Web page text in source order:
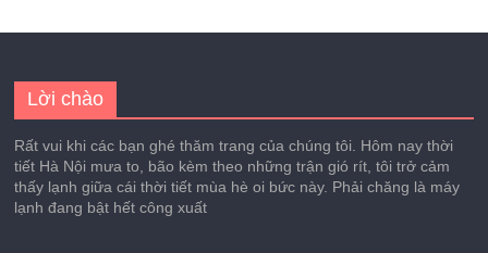
Lời chào
Rất vui khi các bạn ghé thăm trang của chúng tôi. Hôm nay thời
tiết Hà Nội mưa to, bão kèm theo những trận gió rít, tôi trở cảm
thấy lạnh giữa cái thời tiết mùa hè oi bức này. Phải chăng là máy
lạnh đang bật hết công xuất